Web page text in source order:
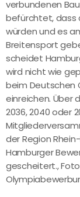
verbundenen
befürchtet, dass
würden und es
Breitensport
scheidet
wird nicht wie
beim Deutschen
einreichen. Über
2036, 2040 oder
der Region
Hamburger
gescheitert.,